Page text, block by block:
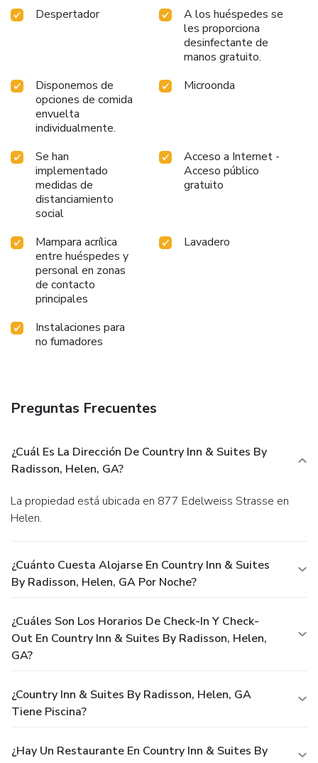
Despertador
A los huéspedes se
les proporciona
desinfectante de
manos gratuito.
Disponemos de
opciones de comida
envuelta
individualmente.
Microonda
Se han
implementado
medidas de
distanciamiento
social
Acceso a Internet -
Acceso público
gratuito
Mampara acrílica
entre huéspedes y
personal en zonas
de contacto
principales
Lavadero
Instalaciones para
no fumadores
Preguntas Frecuentes
¿Cuál Es La Dirección De Country Inn & Suites By
Radisson, Helen, GA?
La propiedad está ubicada en 877 Edelweiss Strasse en
Helen.
¿Cuánto Cuesta Alojarse En Country Inn & Suites
By Radisson, Helen, GA Por Noche?
¿Cuáles Son Los Horarios De Check-In Y Check-
Out En Country Inn & Suites By Radisson, Helen,
GA?
¿Country Inn & Suites By Radisson, Helen, GA
Tiene Piscina?
¿Hay Un Restaurante En Country Inn & Suites By